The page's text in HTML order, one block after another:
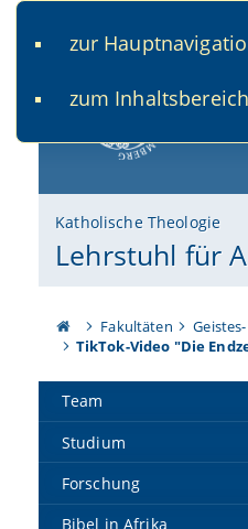
zur
zum
Katholische Theologie
Lehrstuhl für
Fakultäten
TikTok-Video "Die
Team
Studium
Forschung
Bibel in Afrika